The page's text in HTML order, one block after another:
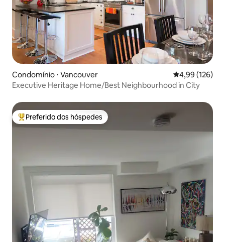
Condomínio ⋅ Vancouver 4,99 de uma
4,99 (126)
Executive Heritage Home/Best Neighbourhood in City
Entre os melhores preferidos dos hóspedes
Preferido dos hóspedes